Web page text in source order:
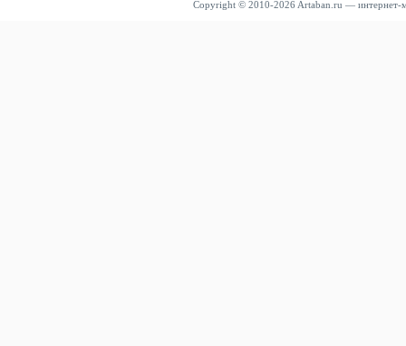
Copyright © 2010-2026 Artaban.ru — интернет-